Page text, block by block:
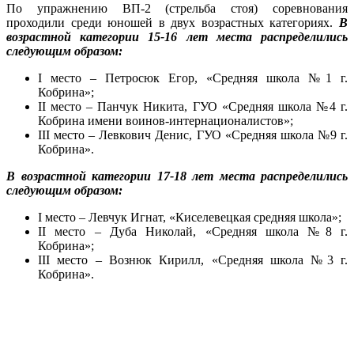
По упражнению ВП-2 (стрельба стоя) соревнования
проходили среди юношей в двух возрастных категориях. В
возрастной категории 15-16 лет места распределились
следующим образом:
I место – Петросюк Егор, «Средняя школа №1 г.
Кобрина»;
II место – Панчук Никита, ГУО «Средняя школа №4 г.
Кобрина имени воинов-интернационалистов»;
III место – Левкович Денис, ГУО «Средняя школа №9 г.
Кобрина».
В возрастной категории 17-18 лет места распределились
следующим образом:
I место – Левчук Игнат, «Киселевецкая средняя школа»;
II место – Дуба Николай, «Средняя школа №8 г.
Кобрина»;
III место – Вознюк Кирилл, «Средняя школа №3 г.
Кобрина».